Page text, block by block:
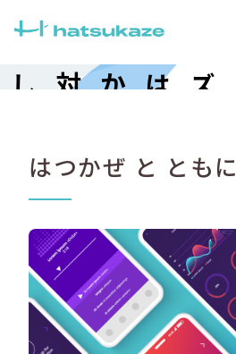
ぜ
対
話
し
、
共
感
し
はつかぜ と ともに